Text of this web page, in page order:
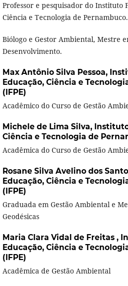
Professor e pesquisador do Instituto
Ciência e Tecnologia de Pernambuco.
Biólogo e Gestor Ambiental, Mestre
Desenvolvimento.
Max Antônio Silva Pessoa,
Educação, Ciência e
(IFPE)
Acadêmico do Curso de Gestão
Michele de Lima Silva,
Ciência e Tecnologia de
Acadêmica do Curso de Gestão
Rosane Silva Avelino dos
Educação, Ciência e
(IFPE)
Graduada em Gestão Ambiental e
Geodésicas
Maria Clara Vidal de Freitas ,
Educação, Ciência e
(IFPE)
Acadêmica de Gestão Ambiental